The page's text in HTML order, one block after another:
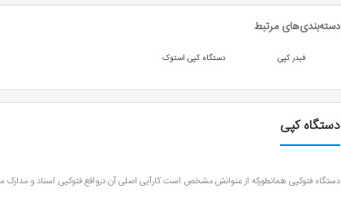
دسته‌بندی‌های مرتبط
فیدر کپی دستگاه کپی استوک
دستگاه کپی
دستگاه فتوکپی همانطورکه از عنوانش مشخص است کارآیی اصلی آن درواقع فتوکپی اسناد و